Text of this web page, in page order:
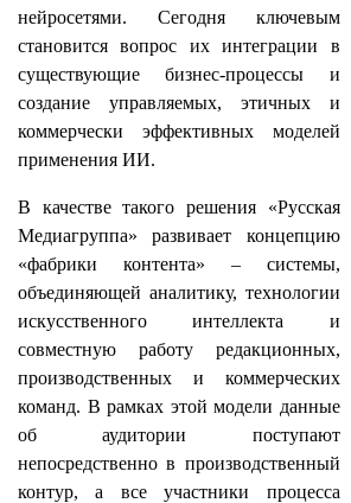
нейросетями. Сегодня ключевым
становится вопрос их интеграции в
существующие бизнес-процессы и
создание управляемых, этичных и
коммерчески эффективных моделей
применения ИИ.
В качестве такого решения «Русская
Медиагруппа» развивает концепцию
«фабрики контента» – системы,
объединяющей аналитику, технологии
искусственного интеллекта и
совместную работу редакционных,
производственных и коммерческих
команд. В рамках этой модели данные
об аудитории поступают
непосредственно в производственный
контур, а все участники процесса